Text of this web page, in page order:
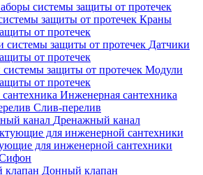
системы защиты от протечек
Краны
от протечек
Датчики
от протечек
Модули
от протечек
Инженерная сантехника
Слив-перелив
Дренажный канал
для инженерной сантехники
Донный клапан